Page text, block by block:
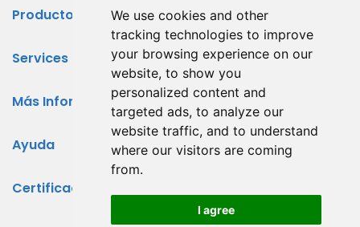
We use cookies and other
tracking technologies to improve
your browsing experience on our
website, to show you
personalized content and
targeted ads, to analyze our
website traffic, and to understand
where our visitors are coming
from.
I agree
Productos
Services
Más Información
Ayuda
Certificados